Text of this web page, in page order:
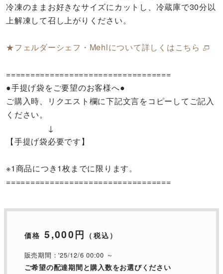
冷凍のままお好きなサイズにカットし、冷蔵庫で30分以
上解凍して召し上がりください。
★フェルダーシェフ・Mehlについて詳しくはこちら
==================================
●手提げ袋をご要望のお客様へ●
ご購入時、リクエスト欄に下記文言をコピーしてご記入
ください。
↓
【手提げ袋必要です】
※1商品につき1枚までに限ります。
==================================
価格 5,000円 （税込）
販売期間：'25/12/6 00:00 ～
ご希望の配達期間と購入数をお選びください